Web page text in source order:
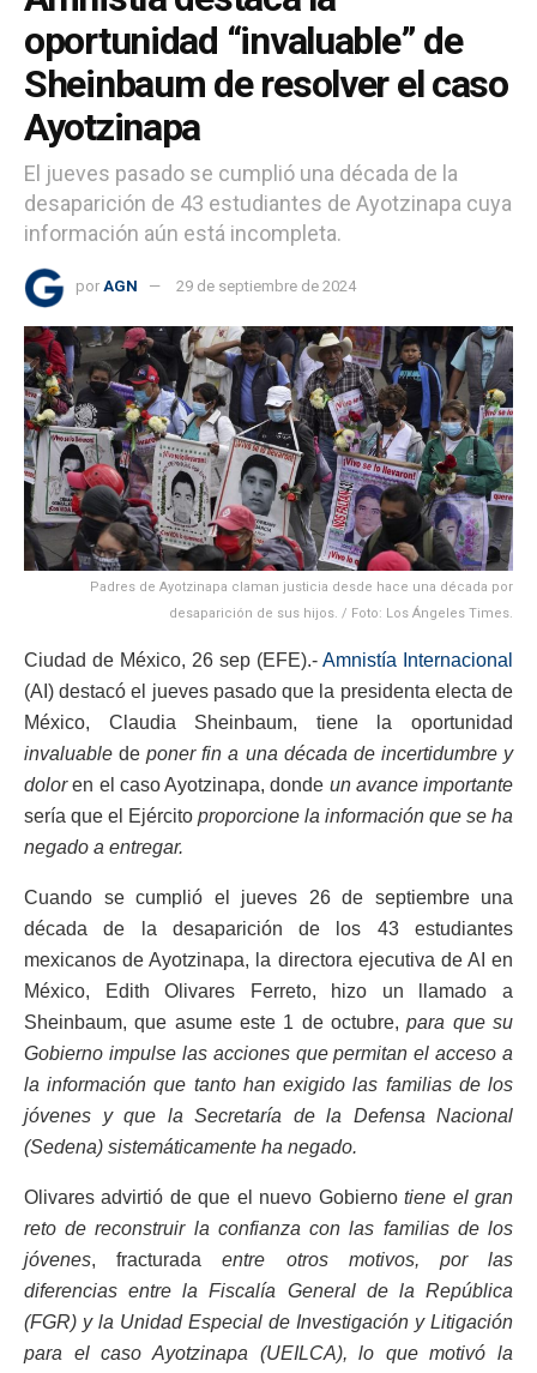
oportunidad “invaluable” de
Sheinbaum de resolver el caso
Ayotzinapa
El jueves pasado se cumplió una década de la
desaparición de 43 estudiantes de Ayotzinapa cuya
información aún está incompleta.
por AGN 29 de septiembre de 2024
Padres de Ayotzinapa claman justicia desde hace una década por
desaparición de sus hijos. / Foto: Los Ángeles Times.
Ciudad de México, 26 sep (EFE).- Amnistía Internacional
(AI) destacó el jueves pasado que la presidenta electa de
México, Claudia Sheinbaum, tiene la oportunidad
invaluable deponer fin a una década de incertidumbre y
doloren el caso Ayotzinapa, donde un avance importante
sería que el Ejército proporcione la información que se ha
negado a entregar.
Cuando se cumplió el jueves 26 de septiembre una
década de la desaparición de los 43 estudiantes
mexicanos de Ayotzinapa, la directora ejecutiva de AI en
México, Edith Olivares Ferreto, hizo un llamado a
Sheinbaum, que asume este 1 de octubre,para que su
Gobierno impulse las acciones que permitan el acceso a
la información que tanto han exigido las familias de los
jóvenes y que la Secretaría de la Defensa Nacional
(Sedena) sistemáticamente ha negado.
Olivares advirtió de que el nuevo Gobiernotiene el gran
reto de reconstruir la confianza con las familias de los
jóvenes, fracturadaentre otros motivos, por las
diferencias entre la Fiscalía General de la República
(FGR) y la Unidad Especial de Investigación y Litigación
para el caso Ayotzinapa (UEILCA), lo que motivó la